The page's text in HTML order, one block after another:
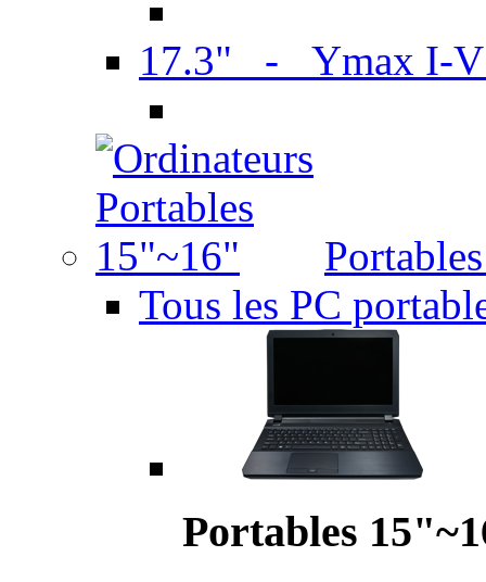
17.3" - Ymax I-
Tous les PC
Portables